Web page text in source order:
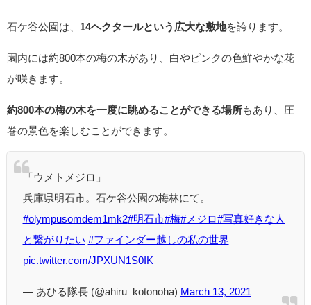
石ケ谷公園は、 14ヘクタールという広大な敷地を誇ります。
園内には約800本の梅の木があり、白やピンクの色鮮やかな花
が咲きます。
約800本の梅の木を一度に眺めることができる場所 もあり、圧
巻の景色を楽しむことができます。
「ウメトメジロ」
兵庫県明石市。石ケ谷公園の梅林にて。
#olympusomdem1mk2#明石市#梅#メジロ#写真好きな人
と繋がりたい #ファインダー越しの私の世界
pic.twitter.com/JPXUN1S0IK
— あひる隊長 (@ahiru_kotonoha) March 13, 2021